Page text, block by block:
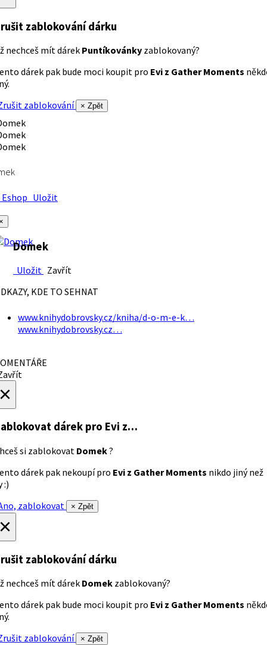
zablokování dárku
nechceš mít dárek Puntíkovánky zablokovaný?
dárek pak bude moci koupit pro Evi z Gather Moments
zablokování
× Zpět
Uložit
Domek
Uložit Zavřít
KDE TO SEHNAT
www.knihydobrovsky.cz/kniha/d-o-m-e-k…
www.knihydobrovsky.cz…
dárek pro Evi z…
si zablokovat Domek?
dárek pak nekoupí pro Evi z Gather Moments nikdo jiný než
:)
zablokovat
× Zpět
zablokování dárku
nechceš mít dárek Domek zablokovaný?
dárek pak bude moci koupit pro Evi z Gather Moments
zablokování
× Zpět